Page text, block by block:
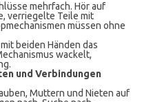
mehrfach. Hör auf
verriegelte Teile mit
müssen ohne
beiden Händen das
wackelt,
und Verbindungen
Muttern und Nieten auf